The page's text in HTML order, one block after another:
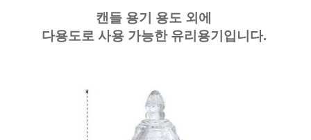
캔들 용기 용도 외에
다용도로 사용 가능한 유리용기입니다.